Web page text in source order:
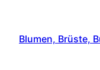
Blumen, Brüste,